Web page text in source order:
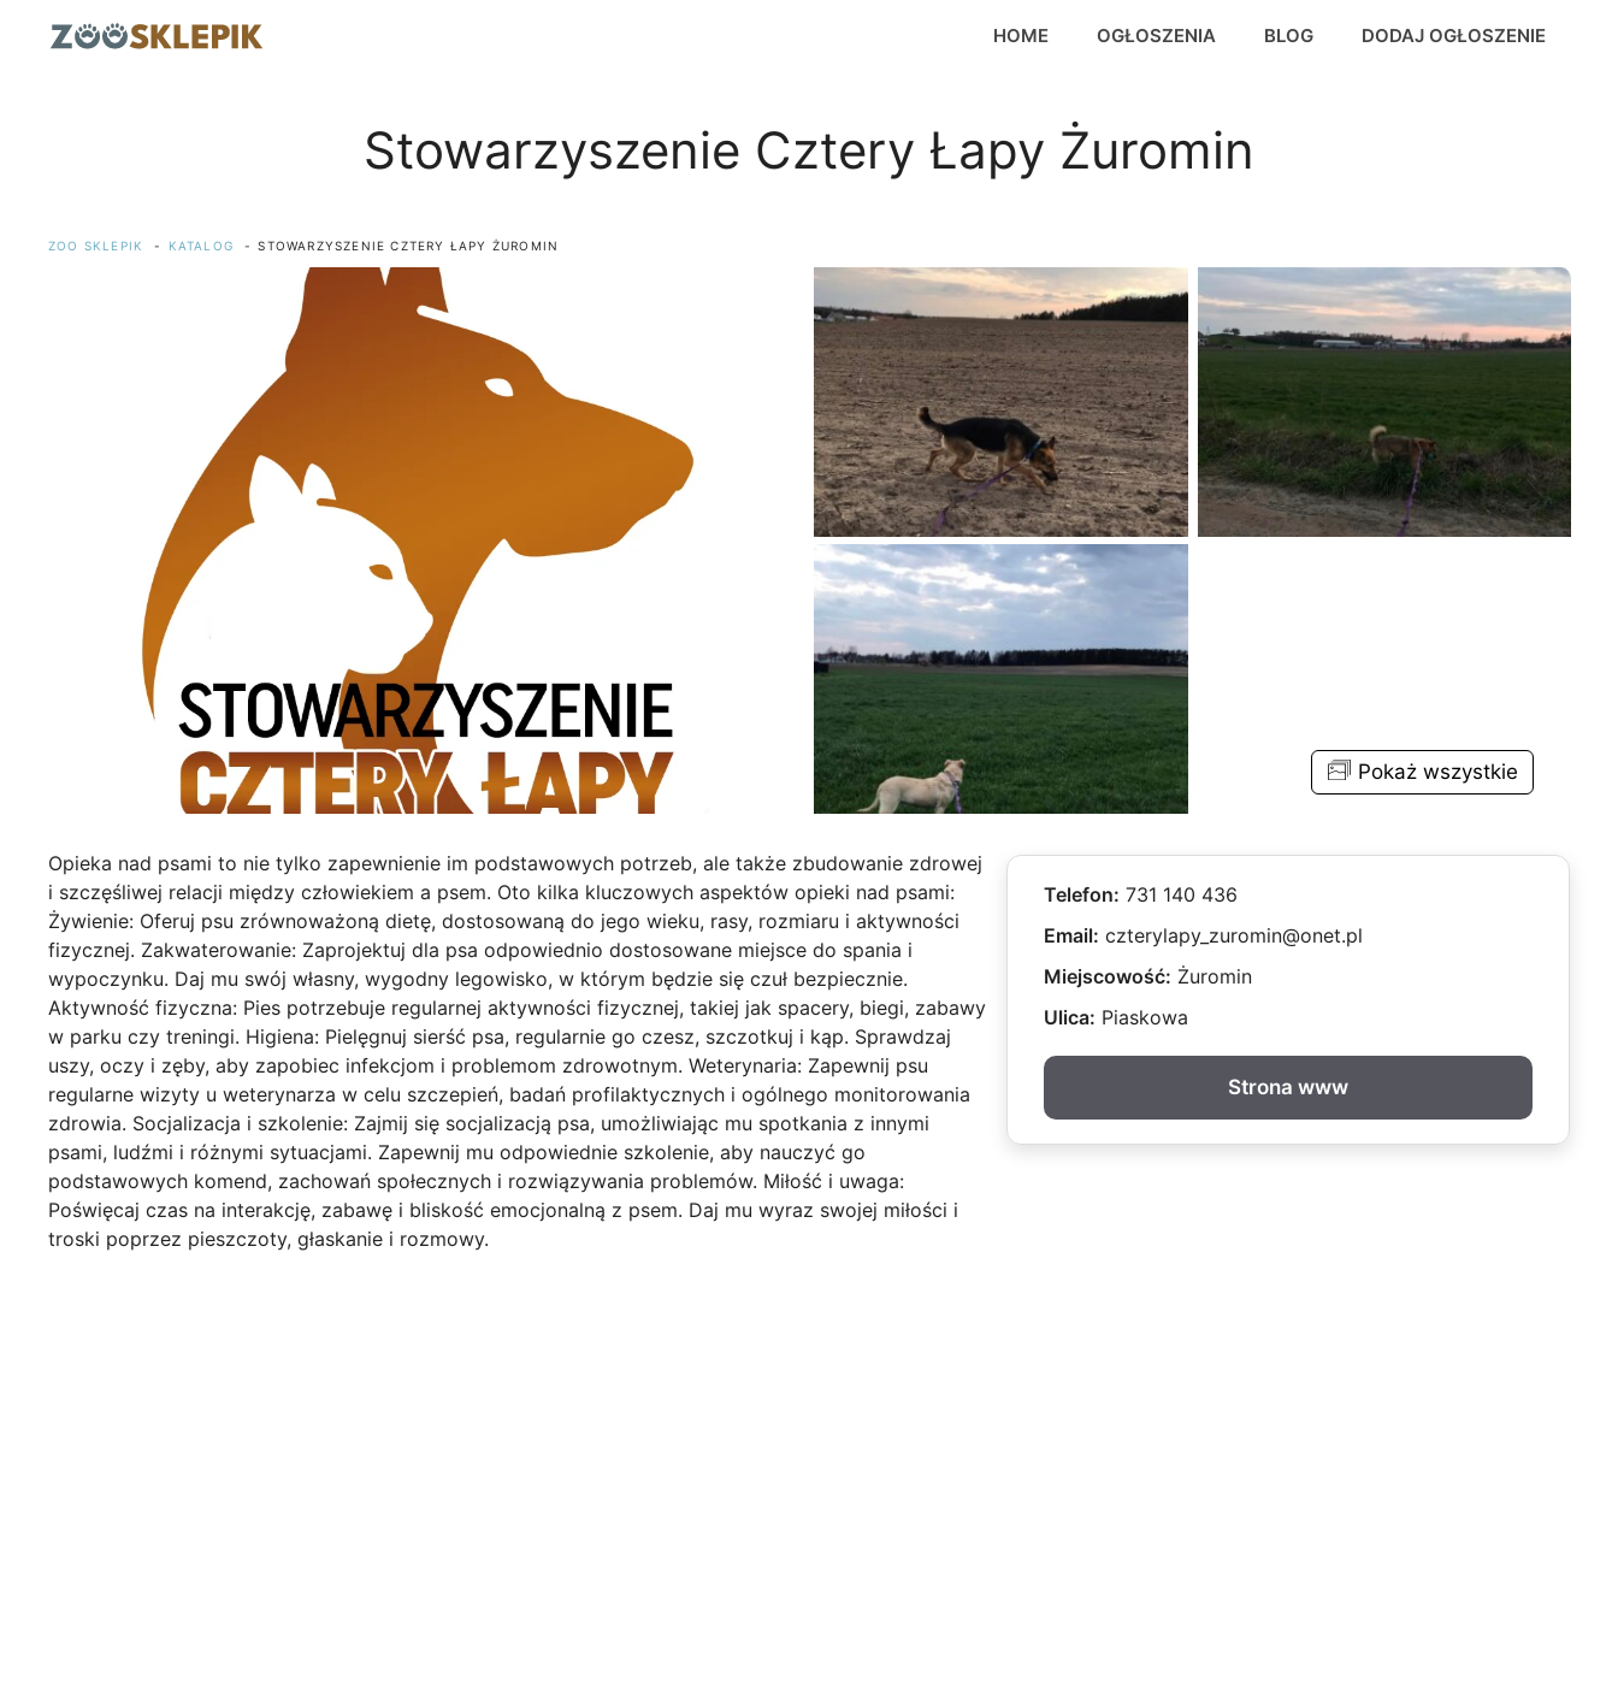
HOME OGŁOSZENIA BLOG DODAJ OGŁOSZENIE
Stowarzyszenie Cztery Łapy Żuromin
ZOO SKLEPIK KATALOG STOWARZYSZENIE CZTERY ŁAPY ŻUROMIN
Pokaż wszystkie
Opieka nad psami to nie tylko zapewnienie im podstawowych potrzeb, ale także zbudowanie zdrowej
i szczęśliwej relacji między człowiekiem a psem. Oto kilka kluczowych aspektów opieki nad psami:
Żywienie: Oferuj psu zrównoważoną dietę, dostosowaną do jego wieku, rasy, rozmiaru i aktywności
fizycznej. Zakwaterowanie: Zaprojektuj dla psa odpowiednio dostosowane miejsce do spania i
wypoczynku. Daj mu swój własny, wygodny legowisko, w którym będzie się czuł bezpiecznie.
Aktywność fizyczna: Pies potrzebuje regularnej aktywności fizycznej, takiej jak spacery, biegi, zabawy
w parku czy treningi. Higiena: Pielęgnuj sierść psa, regularnie go czesz, szczotkuj i kąp. Sprawdzaj
uszy, oczy i zęby, aby zapobiec infekcjom i problemom zdrowotnym. Weterynaria: Zapewnij psu
regularne wizyty u weterynarza w celu szczepień, badań profilaktycznych i ogólnego monitorowania
zdrowia. Socjalizacja i szkolenie: Zajmij się socjalizacją psa, umożliwiając mu spotkania z innymi
psami, ludźmi i różnymi sytuacjami. Zapewnij mu odpowiednie szkolenie, aby nauczyć go
podstawowych komend, zachowań społecznych i rozwiązywania problemów. Miłość i uwaga:
Poświęcaj czas na interakcję, zabawę i bliskość emocjonalną z psem. Daj mu wyraz swojej miłości i
troski poprzez pieszczoty, głaskanie i rozmowy.
Telefon: 731 140 436
Email: czterylapy_zuromin@onet.pl
Miejscowość: Żuromin
Ulica: Piaskowa
Strona www